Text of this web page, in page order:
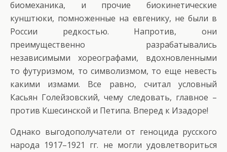
биомеханика, и прочие биокинетические
кунштюки, помноженные на евгенику, не были в
России редкостью. Напротив, они
преимущественно разрабатывались
независимыми хореографами, вдохновленными
то футуризмом, то символизмом, то еще невесть
какими измами. Все равно, считал условный
Касьян Голейзовский, чему следовать, главное –
против Кшесинской и Петипа. Вперед к Изадоре!
Однако выгодополучатели от геноцида русского
народа 1917–1921 гг. не могли удовлетвориться